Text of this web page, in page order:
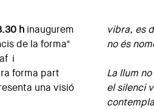
h inaugurem
de la forma"
i
forma part
una visió
vibra, es
no és
La llum
el silenci